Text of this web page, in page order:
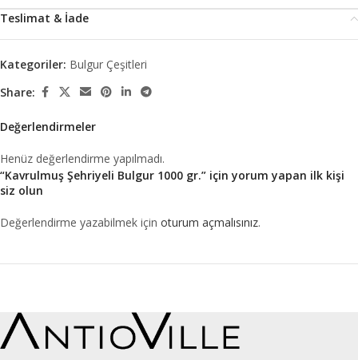
Teslimat & İade
Kategoriler: Bulgur Çeşitleri
Share:
Değerlendirmeler
Henüz değerlendirme yapılmadı.
“Kavrulmuş Şehriyeli Bulgur 1000 gr.” için yorum yapan ilk kişi
siz olun
Değerlendirme yazabilmek için oturum açmalısınız.